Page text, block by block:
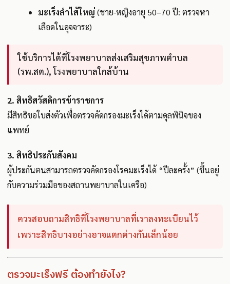
มะเร็งลำไส้ใหญ่(ชาย-หญิงอายุ 50–70 ปี: ตรวจหา
เลือดในอุจจาระ)
ใช้บริการได้ที่โรงพยาบาลส่งเสริมสุขภาพตำบล
(รพ.สต.), โรงพยาบาลใกล้บ้าน
2. สิทธิสวัสดิการข้าราชการ
มีสิทธิขอใบส่งตัวเพื่อตรวจคัดกรองมะเร็งได้ตามดุลพินิจของ
แพทย์
3. สิทธิประกันสังคม
ผู้ประกันตนสามารถตรวจคัดกรองโรคมะเร็งได้ “ปีละครั้ง” (ขึ้นอยู่
กับความร่วมมือของสถานพยาบาลในเครือ)
ควรสอบถามสิทธิที่โรงพยาบาลที่เราลงทะเบียนไว้
เพราะสิทธิบางอย่างอาจแตกต่างกันเล็กน้อย
ตรวจมะเร็งฟรี ต้องทำยังไง?